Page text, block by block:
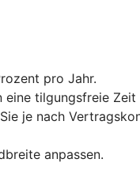
pro Jahr.
eine tilgungsfreie Zeit
je nach
anpassen.